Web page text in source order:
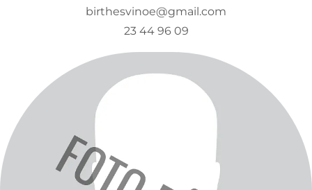
birthesvinoe@gmail.com
23 44 96 09